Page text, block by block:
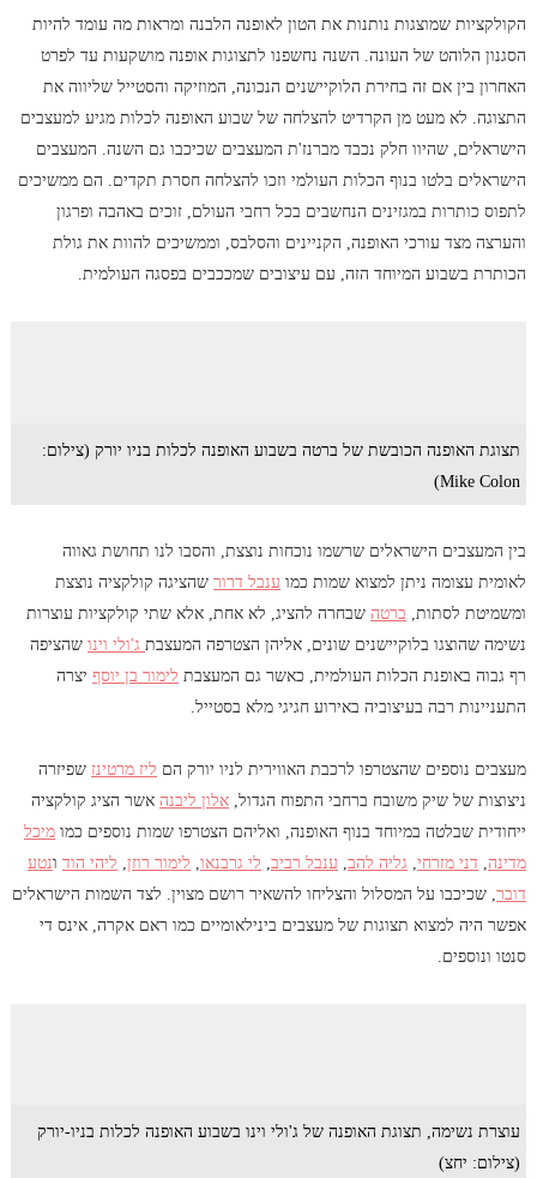
הקולקציות שמוצגות נותנות את הטון לאופנה הלבנה ומראות מה עומד להיות
הסגנון הלוהט של העונה. השנה נחשפנו לתצוגות אופנה מושקעות עד לפרט
האחרון בין אם זה בחירת הלוקיישנים הנכונה, המוזיקה והסטייל שליווה את
התצוגה. לא מעט מן הקרדיט להצלחה של שבוע האופנה לכלות מגיע למעצבים
הישראלים, שהיוו חלק נכבד מברנז'ת המעצבים שכיכבו גם השנה. המעצבים
הישראלים בלטו בנוף הכלות העולמי וזכו להצלחה חסרת תקדים. הם ממשיכים
לתפוס כותרות במגזינים הנחשבים בכל רחבי העולם, זוכים באהבה ופרגון
והערצה מצד עורכי האופנה, הקניינים והסלבס, וממשיכים להוות את גולת
הכותרת בשבוע המיוחד הזה, עם עיצובים שמככבים בפסגה העולמית.
תצוגת האופנה הכובשת של ברטה בשבוע האופנה לכלות בניו יורק (צילום:
Mike Colon)
בין המעצבים הישראלים שרשמו נוכחות נוצצת, והסבו לנו תחושת גאווה
לאומית עצומה ניתן למצוא שמות כמו ענבל דרורשהציגה קולקציה נוצצת
ומשמיטת לסתות, ברטהשבחרה להציג, לא אחת, אלא שתי קולקציות עוצרות
נשימה שהוצגו בלוקיישנים שונים, אליהן הצטרפה המעצבת ג'ולי וינושהציפה
רף גבוה באופנת הכלות העולמית, כאשר גם המעצבת לימור בן יוסףיצרה
התעניינות רבה בעיצוביה באירוע חגיגי מלא בסטייל.
מעצבים נוספים שהצטרפו לרכבת האווירית לניו יורק הם ליז מרטינז שפיזרה
ניצוצות של שיק משובח ברחבי התפוח הגדול, אלון ליבנהאשר הציג קולקציה
ייחודית שבלטה במיוחד בנוף האופנה, ואליהם הצטרפו שמות נוספים כמו מיכל
מדינה, דני מזרחי, גליה להב, ענבל רביב, לי גרבנאו, לימור רוזן, ליהי הודונטע
דובר, שכיכבו על המסלול והצליחו להשאיר רושם מצוין. לצד השמות הישראלים
אפשר היה למצוא תצוגות של מעצבים בינילאומיים כמו ראם אקרה, אינס די
סנטו ונוספים.
עוצרת נשימה, תצוגת האופנה של ג'ולי וינו בשבוע האופנה לכלות בניו-יורק
(צילום: יחצ)